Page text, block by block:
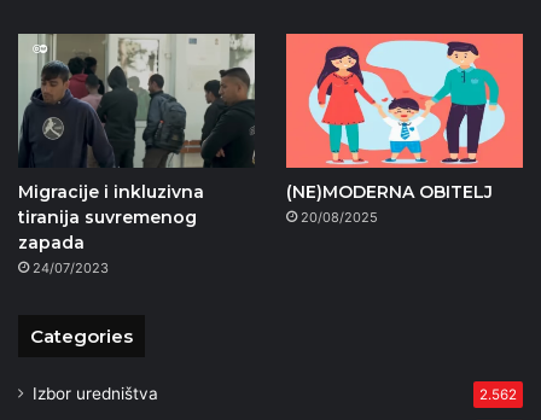
Migracije i inkluzivna
tiranija suvremenog
zapada
24/07/2023
(NE)MODERNA OBITELJ
20/08/2025
Categories
Izbor uredništva 2.562